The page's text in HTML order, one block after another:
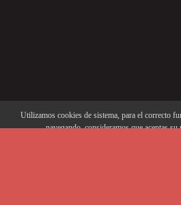
Utilizamos cookies de sistema, para el correcto
navegando, consideramos que aceptas